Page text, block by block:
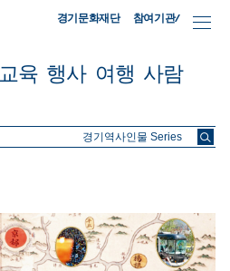
경기문화재단 참여기관/
교육 행사 여행 사람